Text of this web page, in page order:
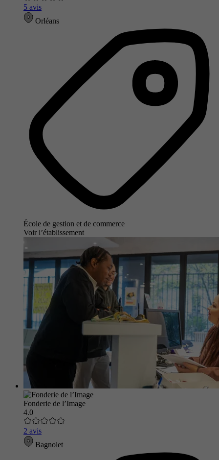
5 avis
Orléans
École de gestion et de commerce
Voir l’établissement
Fonderie de l’Image
4.0
2 avis
Bagnolet